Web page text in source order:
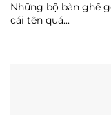
Những bộ bàn ghế
cái tên quá...